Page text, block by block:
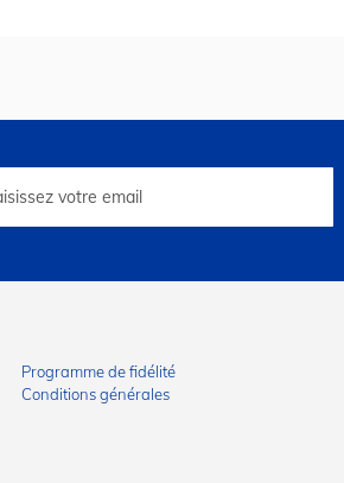
Programme de fidélité
Conditions générales